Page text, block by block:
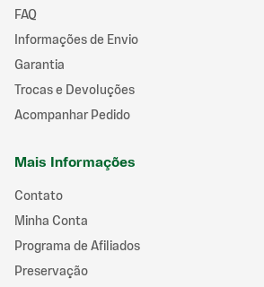
FAQ
Informações de Envio
Garantia
Trocas e Devoluções
Acompanhar Pedido
Mais Informações
Contato
Minha Conta
Programa de Afiliados
Preservação